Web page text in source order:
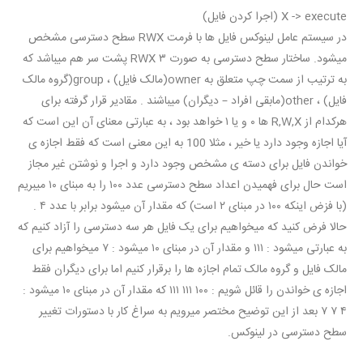
X -> execute (اجرا کردن فایل)
در سیستم عامل لینوکس فایل ها با فرمت RWX سطح دسترسی مشخص
میشود. ساختار سطح دسترسی به صورت ۳ RWX پشت سر هم میباشد که
به ترتیب از سمت چپ متعلق به owner(مالک فایل) ، group(گروه مالک
فایل) ، other(مابقی افراد – دیگران) میباشند . مقادیر قرار گرفته برای
هرکدام از R,W,X ها ۰ و یا ۱ خواهد بود ، به عبارتی معنای آن این است که
آیا اجازه وجود دارد یا خیر ، مثلا 100 به این معنی است که فقط اجازه ی
خواندن فایل برای دسته ی مشخص وجود دارد و اجرا و نوشتن غیر مجاز
است حال برای فهمیدن اعداد سطح دسترسی عدد ۱۰۰ را به مبنای ۱۰ میبریم
(با فزض اینکه ۱۰۰ در مبنای ۲ است) که مقدار آن میشود برابر با عدد ۴ .
حالا فرض کنید که میخواهیم برای یک فایل هر سه دسترسی را آزاد کنیم که
به عبارتی میشود : ۱۱۱ و مقدار آن در مبنای ۱۰ میشود : ۷ میخواهیم برای
مالک فایل و گروه مالک تمام اجازه ها را برقرار کنیم اما برای دیگران فقط
اجازه ی خواندن را قائل شویم : ۱۰۰ ۱۱۱ ۱۱۱ که مقدار آن در مبنای ۱۰ میشود :
۴ ۷ ۷ بعد از این توضیح مختصر میرویم به سراغ کار با دستورات تغییر
سطح دسترسی در لینوکس.